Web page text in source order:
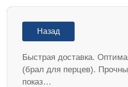
Назад
Быстрая доставка.
(брал для перцев).
показ…